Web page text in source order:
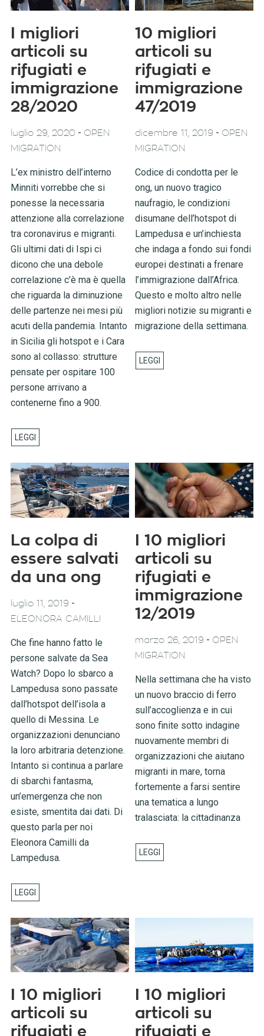
I migliori
articoli su
rifugiati e
immigrazione
28/2020
luglio 29, 2020- OPEN
MIGRATION
L’ex ministro dell’interno
Minniti vorrebbe che si
ponesse la necessaria
attenzione alla correlazione
tra coronavirus e migranti.
Gli ultimi dati di Ispi ci
dicono che una debole
correlazione c’è ma è quella
che riguarda la diminuzione
delle partenze nei mesi più
acuti della pandemia. Intanto
in Sicilia gli hotspot e i Cara
sono al collasso: strutture
pensate per ospitare 100
persone arrivano a
contenerne fino a 900.
10 migliori
articoli su
rifugiati e
immigrazione
47/2019
dicembre 11, 2019 - OPEN
MIGRATION
Codice di condotta per le
ong, un nuovo tragico
naufragio, le condizioni
disumane dell’hotspot di
Lampedusa e un’inchiesta
che indaga a fondo sui fondi
europei destinati a frenare
l’immigrazione dall’Africa.
Questo e molto altro nelle
migliori notizie su migranti e
migrazione della settimana.
La colpa di
essere salvati
da una ong
luglio 11, 2019 -
ELEONORA CAMILLI
Che fine hanno fatto le
persone salvate da Sea
Watch? Dopo lo sbarco a
Lampedusa sono passate
dall’hotspot dell’isola a
quello di Messina. Le
organizzazioni denunciano
la loro arbitraria detenzione.
Intanto si continua a parlare
di sbarchi fantasma,
un’emergenza che non
esiste, smentita dai dati. Di
questo parla per noi
Eleonora Camilli da
Lampedusa.
I 10 migliori
articoli su
rifugiati e
immigrazione
12/2019
marzo 26, 2019 - OPEN
MIGRATION
Nella settimana che ha visto
un nuovo braccio di ferro
sull’accoglienza e in cui
sono finite sotto indagine
nuovamente membri di
organizzazioni che aiutano
migranti in mare, torna
fortemente a farsi sentire
una tematica a lungo
tralasciata: la cittadinanza
I 10 migliori
articoli su
rifugiati e
I 10 migliori
articoli su
rifugiati e